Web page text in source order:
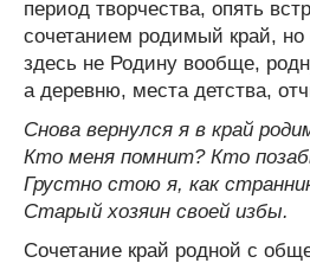
период творчества, опять
сочетанием родимый край,
здесь не Родину вообще,
а деревню, места детства,
Снова вернулся я в край
Кто меня помнит? Кто
Грустно стою я, как
Старый хозяин своей избы.
Сочетание край родной с